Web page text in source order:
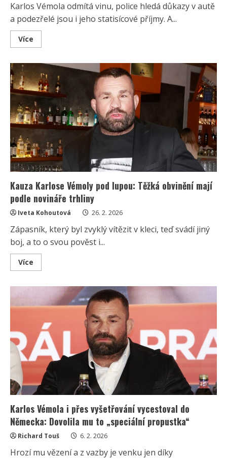
Karlos Vémola odmítá vinu, police hledá důkazy v autě
a podezřelé jsou i jeho statisícové příjmy. A...
Více
more
Vémola
stále
odmítá
vážná
obvinění:
Podle
policie
si
astronomické
částky
nevydělává
legálně
Kauza Karlose Vémoly pod lupou: Těžká obvinění mají
podle novináře trhliny
Iveta Kohoutová 26. 2. 2026
Zápasník, který byl zvyklý vítězit v kleci, teď svádí jiný
boj, a to o svou pověst i...
Více
more
Vémoly
pod
lupou:
obvinění
mají
podle
novináře
trhliny
Karlos Vémola i přes vyšetřování vycestoval do
Německa: Dovolila mu to „speciální propustka“
Richard Touš 6. 2. 2026
Hrozí mu vězení a z vazby je venku jen díky